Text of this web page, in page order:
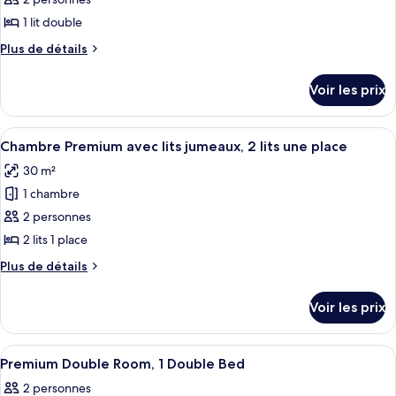
ce
type
de
Chambre
Double
Premium,
1
lit
double
1 lit double
Plus de détails
Plus
le
type
de
Chambre
Double
lit
Voir les prix
Afficher
toutes
les
photos
pour
ce
type
de
Chambre
Premium
avec
lits
Une chambre d’hôtel avec deux
9
Chambre Premium avec lits jumeaux, 2 lits une place
30 m²
1 chambre
2 personnes
2 lits 1 place
Plus de détails
Plus
le
type
de
Chambre
Voir les prix
Afficher
toutes
Une chambre avec un lit à
12
Premium Double Room, 1 Double Bed
2 personnes